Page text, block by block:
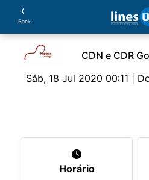
‹
Back
CDN e CDR
Sáb, 18 Jul 2020 00:11 |
Horário